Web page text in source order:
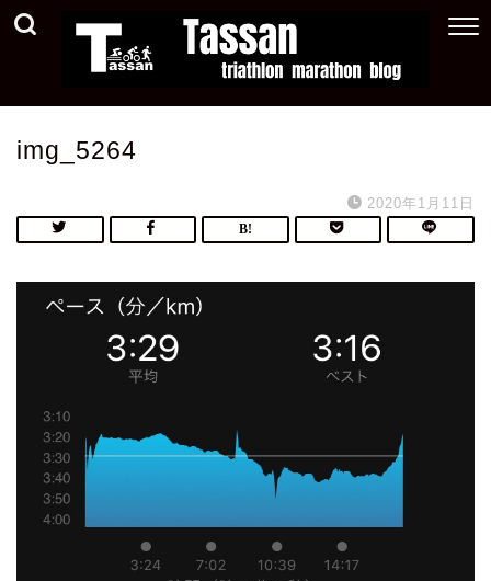
img_5264
2020年1月11日